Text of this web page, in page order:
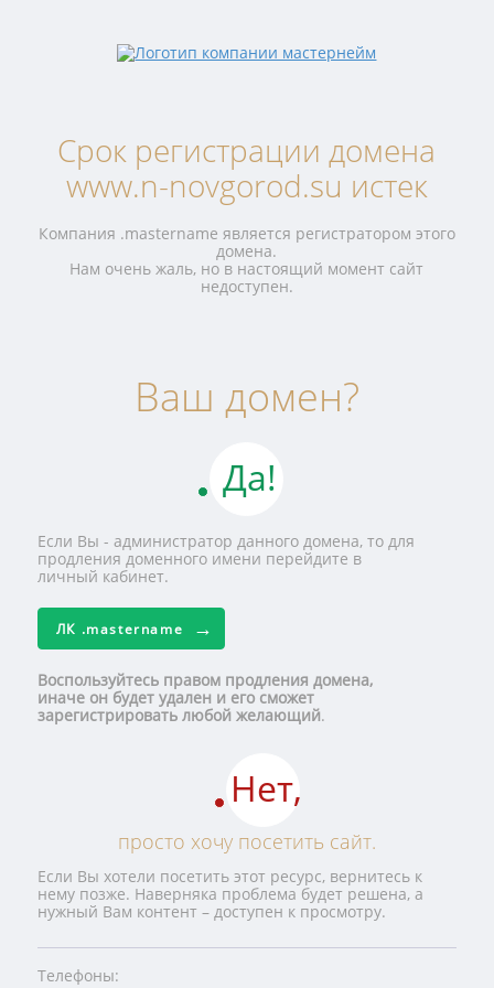
Срок регистрации домена
www.n-novgorod.su истек
Компания .mastername является регистратором этого
домена.
Нам очень жаль, но в настоящий момент сайт
недоступен.
Ваш домен?
Да!
Если Вы - администратор данного домена, то для
продления доменного имени перейдите в
личный кабинет.
ЛК .mastername
Воспользуйтесь правом продления домена,
иначе он будет удален и его сможет
зарегистрировать любой желающий.
Нет,
просто хочу посетить сайт.
Если Вы хотели посетить этот ресурс, вернитесь к
нему позже. Наверняка проблема будет решена, а
нужный Вам контент – доступен к просмотру.
Телефоны: